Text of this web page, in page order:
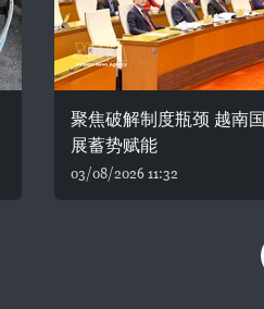
聚焦破解制度瓶颈 越南
展蓄势赋能
03/08/2026 11:32